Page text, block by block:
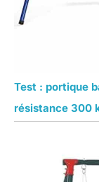
Test : portique
résistance 300